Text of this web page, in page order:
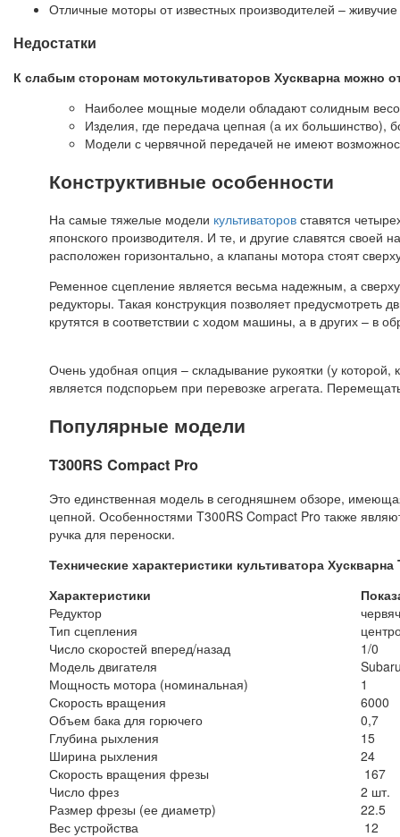
Отличные моторы от известных производителей –
Недостатки
К слабым сторонам мотокультиваторов Хускварна можно
Наиболее мощные модели обладают солидным
Изделия, где передача цепная (а их большинство),
Модели с червячной передачей не имеют
Конструктивные особенности
На самые тяжелые модели культиваторов ставятся
японского производителя. И те, и другие славятся
расположен горизонтально, а клапаны мотора стоят
Ременное сцепление является весьма надежным, а
редукторы. Такая конструкция позволяет
крутятся в соответствии с ходом машины, а в других – в
Очень удобная опция – складывание рукоятки (у
является подспорьем при перевозке агрегата.
Популярные модели
T300RS Compact Pro
Это единственная модель в сегодняшнем обзоре,
цепной. Особенностями T300RS Compact Pro также
ручка для переноски.
Технические характеристики культиватора
Характеристики
Редуктор
Тип сцепления
Число скоростей вперед/назад
1/0
Модель двигателя
Мощность мотора (номинальная)
1
Скорость вращения
6000
Объем бака для горючего
0,7
Глубина рыхления
15
Ширина рыхления
24
Скорость вращения фрезы
167
Число фрез
2 шт.
Размер фрезы (ее диаметр)
22.5
Вес устройства
12